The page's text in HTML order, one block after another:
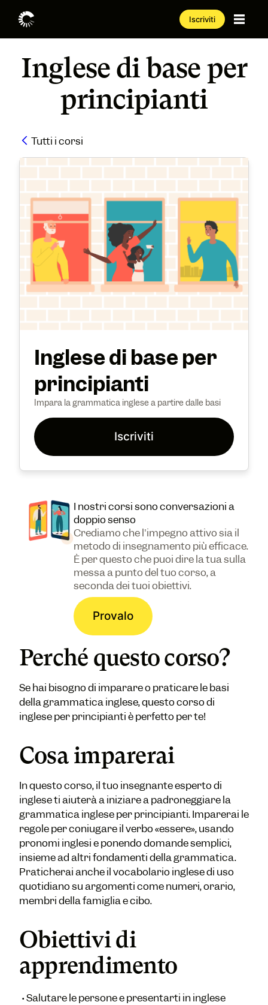
Iscriviti
Inglese di base per
principianti
Tutti i corsi
Inglese di base per
principianti
Impara la grammatica inglese a partire dalle basi
Iscriviti
I nostri corsi sono conversazioni a
doppio senso
Crediamo che l'impegno attivo sia il
metodo di insegnamento più efficace.
È per questo che puoi dire la tua sulla
messa a punto del tuo corso, a
seconda dei tuoi obiettivi.
Provalo
Perché questo corso?
Se hai bisogno di imparare o praticare le basi
della grammatica inglese, questo corso di
inglese per principianti è perfetto per te!
Cosa imparerai
In questo corso, il tuo insegnante esperto di
inglese ti aiuterà a iniziare a padroneggiare la
grammatica inglese per principianti. Imparerai le
regole per coniugare il verbo «essere», usando
pronomi inglesi e ponendo domande semplici,
insieme ad altri fondamenti della grammatica.
Praticherai anche il vocabolario inglese di uso
quotidiano su argomenti come numeri, orario,
membri della famiglia e cibo.
Obiettivi di
apprendimento
•Salutare le persone e presentarti in inglese